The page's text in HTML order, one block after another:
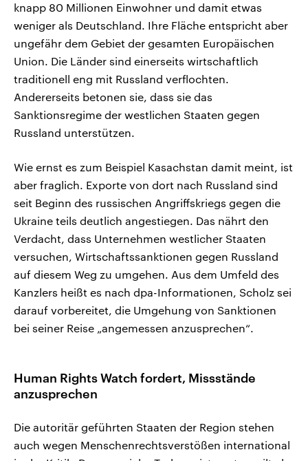
knapp 80 Millionen Einwohner und damit etwas
weniger als Deutschland. Ihre Fläche entspricht aber
ungefähr dem Gebiet der gesamten Europäischen
Union. Die Länder sind einerseits wirtschaftlich
traditionell eng mit Russland verflochten.
Andererseits betonen sie, dass sie das
Sanktionsregime der westlichen Staaten gegen
Russland unterstützen.
Wie ernst es zum Beispiel Kasachstan damit meint, ist
aber fraglich. Exporte von dort nach Russland sind
seit Beginn des russischen Angriffskriegs gegen die
Ukraine teils deutlich angestiegen. Das nährt den
Verdacht, dass Unternehmen westlicher Staaten
versuchen, Wirtschaftssanktionen gegen Russland
auf diesem Weg zu umgehen. Aus dem Umfeld des
Kanzlers heißt es nach dpa-Informationen, Scholz sei
darauf vorbereitet, die Umgehung von Sanktionen
bei seiner Reise „angemessen anzusprechen“.
Human Rights Watch fordert, Missstände
anzusprechen
Die autoritär geführten Staaten der Region stehen
auch wegen Menschenrechtsverstößen international